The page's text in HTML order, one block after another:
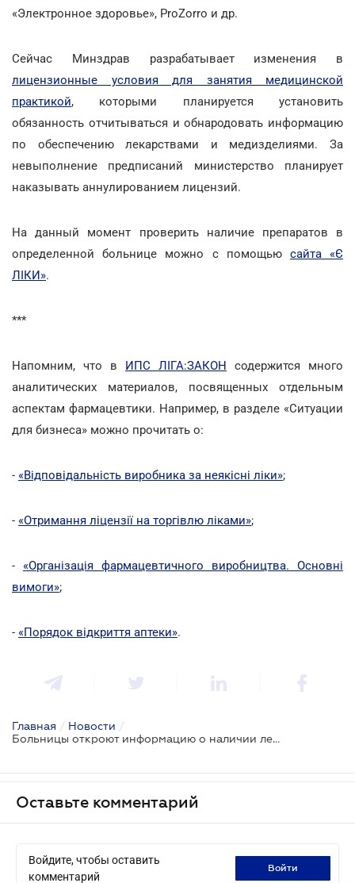
«Электронное здоровье», ProZorro и др.
Сейчас Минздрав разрабатывает изменения в
лицензионные условия для занятия медицинской
практикой, которыми планируется установить
обязанность отчитываться и обнародовать информацию
по обеспечению лекарствами и медизделиями. За
невыполнение предписаний министерство планирует
наказывать аннулированием лицензий.
На данный момент проверить наличие препаратов в
определенной больнице можно с помощью сайта «Є
ЛІКИ».
***
Напомним, что в ИПС ЛІГА:ЗАКОН содержится много
аналитических материалов, посвященных отдельным
аспектам фармацевтики. Например, в разделе «Ситуации
для бизнеса» можно прочитать о:
- «Відповідальність виробника за неякісні ліки»;
- «Отримання ліцензії на торгівлю ліками»;
- «Організація фармацевтичного виробництва. Основні
вимоги»;
- «Порядок відкриття аптеки».
Главная / Новости /
Больницы откроют информацию о наличии лекарств, закупленных за госсредства
Оставьте комментарий
Войдите, чтобы оставить
комментарий
войти